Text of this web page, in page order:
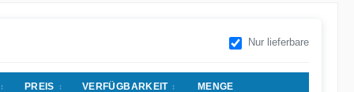
Nur lieferbare
PREIS VERFÜGBARKEIT MENGE